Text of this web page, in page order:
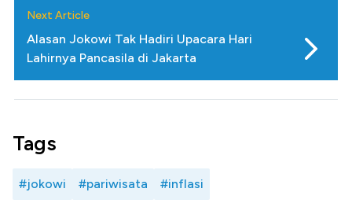
Next Article
Alasan Jokowi Tak Hadiri Upacara Hari
Lahirnya Pancasila di Jakarta
Tags
#jokowi #pariwisata #inflasi